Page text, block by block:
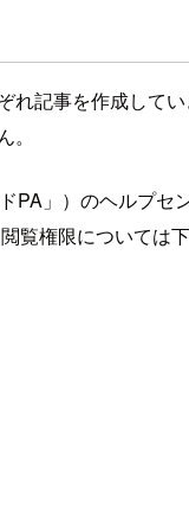
れ記事を作成して
PA」）のヘルプセ
覧権限については